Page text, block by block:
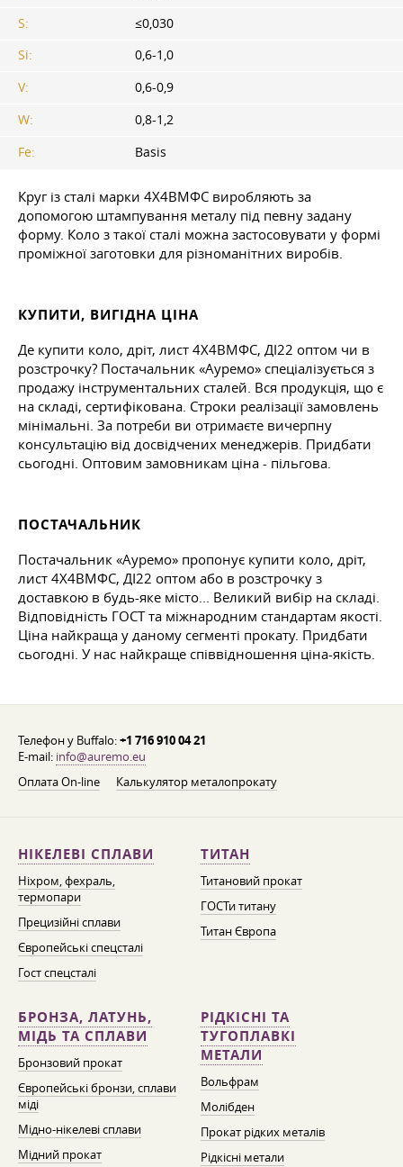
S:
≤0,030
Si:
0,6-1,0
V:
0,6-0,9
W:
0,8-1,2
Fe:
Basis
Круг із сталі марки 4Х4ВМФС виробляють за
допомогою штампування металу під певну задану
форму. Коло з такої сталі можна застосовувати у формі
проміжної заготовки для різноманітних виробів.
КУПИТИ, ВИГІДНА ЦІНА
Де купити коло, дріт, лист 4Х4ВМФС, ДІ22 оптом чи в
розстрочку? Постачальник «Ауремо» спеціалізується з
продажу інструментальних сталей. Вся продукція, що є
на складі, сертифікована. Строки реалізації замовлень
мінімальні. За потреби ви отримаєте вичерпну
консультацію від досвідчених менеджерів. Придбати
сьогодні. Оптовим замовникам ціна - пільгова.
ПОСТАЧАЛЬНИК
Постачальник «Ауремо» пропонує купити коло, дріт,
лист 4Х4ВМФС, ДІ22 оптом або в розстрочку з
доставкою в будь-яке місто... Великий вибір на складі.
Відповідність ГОСТ та міжнародним стандартам якості.
Ціна найкраща у даному сегменті прокату. Придбати
сьогодні. У нас найкраще співвідношення ціна-якість.
Телефон у Buffalo:+1 716 910 04 21
E-mail: info@auremo.eu
Оплата On-line
Калькулятор металопрокату
НІКЕЛЕВІ СПЛАВИ
Ніхром, фехраль,
термопари
Прецизійні сплави
Європейські спецсталі
Гост спецсталі
ТИТАН
Титановий прокат
ГОСТи титану
Титан Європа
БРОНЗА, ЛАТУНЬ,
МІДЬ ТА СПЛАВИ
Бронзовий прокат
Європейські бронзи, сплави
міді
Мідно-нікелеві сплави
Мідний прокат
РІДКІСНІ ТА
ТУГОПЛАВКІ
МЕТАЛИ
Вольфрам
Молібден
Прокат рідких металів
Рідкісні метали